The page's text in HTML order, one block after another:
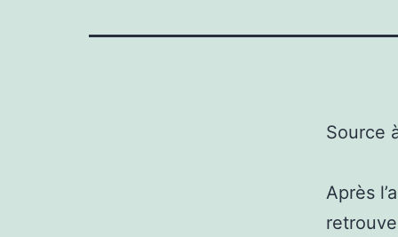
Source
Après